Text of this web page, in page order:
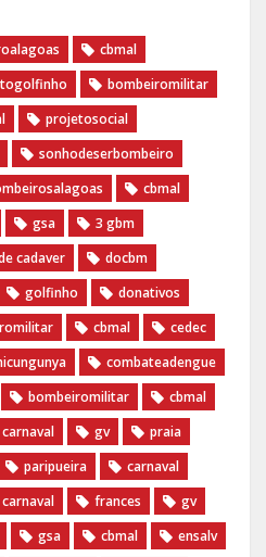
cbmal
bombeiromilitar
projetosocial
sonhodeserbombeiro
cbmal
gsa
3 gbm
cadaver
docbm
golfinho
donativos
cbmal
cedec
combateadengue
bombeiromilitar
cbmal
carnaval gv
praia
paripueira
carnaval
carnaval frances
gv
gsa cbmal
ensalv